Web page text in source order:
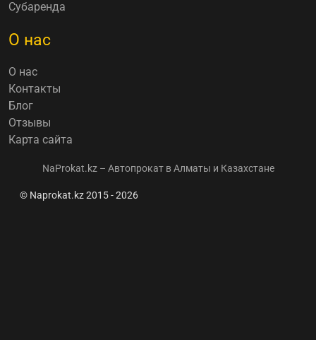
Субаренда
О нас
О нас
Контакты
Блог
Отзывы
Карта сайта
NaProkat.kz – Автопрокат в Алматы и Казахстане
© Naprokat.kz 2015 - 2026